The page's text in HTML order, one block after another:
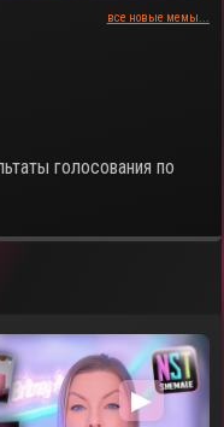
все новые мемы...
голосования по
▶